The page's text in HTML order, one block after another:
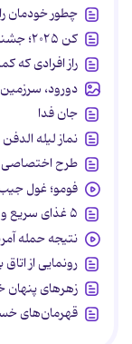
چطور خودمان را از نظر
کن ۲۰۲۵؛ جشنواره‌ای علیه خانواده
راز افرادی که
دورود،
جان فدا
نماز لیله
طرح اختصاصی
فومو؛ غول
۵ غذای سریع و سالم برای طبیعت‌گردی
نتیجه حمله
رونمایی از
زهرهای پنهان
قهرمان‌های